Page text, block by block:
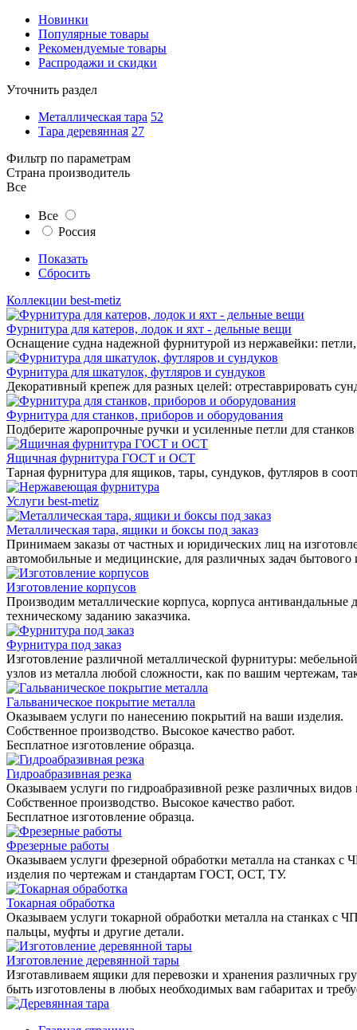
Новинки
Популярные товары
Рекомендуемые товары
Распродажи и скидки
Уточнить раздел
Металлическая тара 52
Тара деревянная 27
Фильтр по параметрам
Страна производитель
Все
Все
Россия
Показать
Сбросить
Коллекции best-metiz
Фурнитура для катеров, лодок и яхт - дельные вещи
Оснащение судна надежной фурнитурой из нержавейки:
Фурнитура для шкатулок, футляров и сундуков
Декоративный крепеж для разных целей: отреставрировать
Фурнитура для станков, приборов и оборудования
Подберите жаропрочные ручки и усиленные петли для
Ящичная фурнитура ГОСТ и ОСТ
Тарная фурнитура для ящиков, тары, сундуков, футляров в
Услуги best-metiz
Металлическая тара, ящики и боксы под заказ
Принимаем заказы от частных и юридических лиц на
автомобильные и медицинские, для различных задач
Изготовление корпусов
Производим металлические корпуса, корпуса антивандальные
техническому заданию заказчика.
Фурнитура под заказ
Изготовление различной металлической фурнитуры:
узлов из металла любой сложности, как по вашим чертежам,
Гальваническое покрытие металла
Оказываем услуги по нанесению покрытий на ваши изделия.
Собственное производство. Высокое качество работ.
Бесплатное изготовление образца.
Гидроабразивная резка
Оказываем услуги по гидроабразивной резке различных видов
Собственное производство. Высокое качество работ.
Бесплатное изготовление образца.
Фрезерные работы
Оказываем услуги фрезерной обработки металла на станках
изделия по чертежам и стандартам ГОСТ, ОСТ, ТУ.
Токарная обработка
Оказываем услуги токарной обработки металла на станках
пальцы, муфты и другие детали.
Изготовление деревянной тары
Изготавливаем ящики для перевозки и хранения различных
быть изготовлены в любых необходимых вам габаритах и